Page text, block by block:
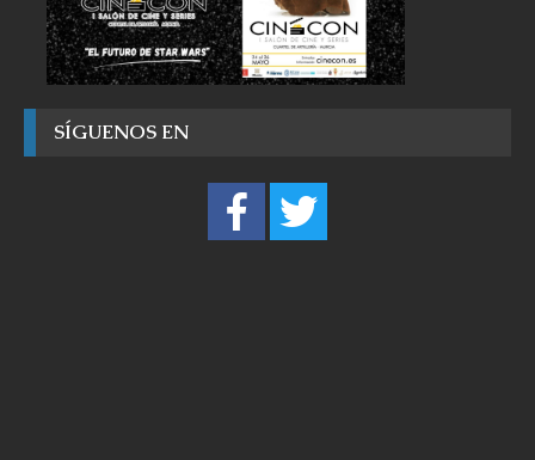
SÍGUENOS EN